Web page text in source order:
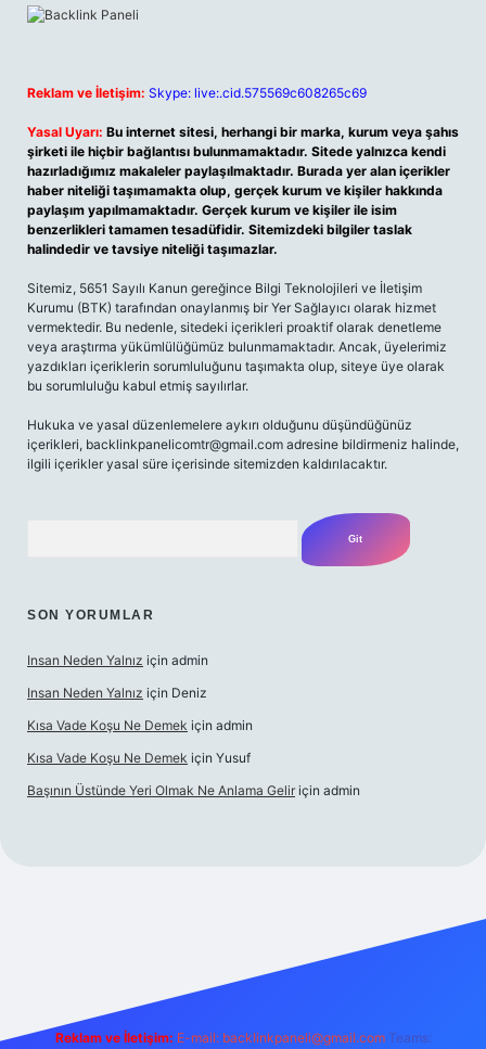
Reklam ve İletişim: Skype: live:.cid.575569c608265c69
Yasal Uyarı: Bu internet sitesi, herhangi bir marka, kurum veya şahıs
şirketi ile hiçbir bağlantısı bulunmamaktadır. Sitede yalnızca kendi
hazırladığımız makaleler paylaşılmaktadır. Burada yer alan içerikler
haber niteliği taşımamakta olup, gerçek kurum ve kişiler hakkında
paylaşım yapılmamaktadır. Gerçek kurum ve kişiler ile isim
benzerlikleri tamamen tesadüfidir. Sitemizdeki bilgiler taslak
halindedir ve tavsiye niteliği taşımazlar.
Sitemiz, 5651 Sayılı Kanun gereğince Bilgi Teknolojileri ve İletişim
Kurumu (BTK) tarafından onaylanmış bir Yer Sağlayıcı olarak hizmet
vermektedir. Bu nedenle, sitedeki içerikleri proaktif olarak denetleme
veya araştırma yükümlülüğümüz bulunmamaktadır. Ancak, üyelerimiz
yazdıkları içeriklerin sorumluluğunu taşımakta olup, siteye üye olarak
bu sorumluluğu kabul etmiş sayılırlar.
Hukuka ve yasal düzenlemelere aykırı olduğunu düşündüğünüz
içerikleri, backlinkpanelicomtr@gmail.com adresine bildirmeniz halinde,
ilgili içerikler yasal süre içerisinde sitemizden kaldırılacaktır.
SON YORUMLAR
Insan Neden Yalnız için admin
Insan Neden Yalnız için Deniz
Kısa Vade Koşu Ne Demek için admin
Kısa Vade Koşu Ne Demek için Yusuf
Başının Üstünde Yeri Olmak Ne Anlama Gelir için admin
Reklam ve İletişim: E-mail: backlinkpaneli@gmail.com Teams: